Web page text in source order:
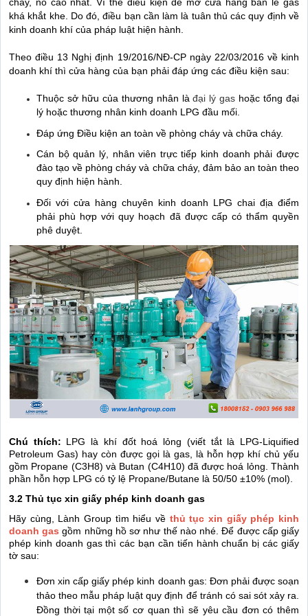
khá khắt khe. Do đó, điều bạn cần làm là tuân thủ các quy định về
kinh doanh khí của pháp luật hiện hành.
Theo điều 13 Nghị định 19/2016/NĐ-CP ngày 22/03/2016 về kinh
doanh khí thì cửa hàng của bạn phải đáp ứng các điều kiện sau:
Thuộc sở hữu của thương nhân làđại lý gas hoặc tổng đại
lý hoặc thương nhân kinh doanh LPG đầu mối.
Đáp ứng Điều kiện an toàn về phòng cháy và chữa cháy.
Cán bộ quản lý, nhân viên trực tiếp kinh doanh phải được
đào tạo về phòng cháy và chữa cháy, đảm bảo an toàn theo
quy định hiện hành.
Đối với cửa hàng chuyên kinh doanh LPG chai địa điểm
phải phù hợp với quy hoạch đã được cấp có thẩm quyền
phê duyệt.
Chú thích: LPG là khí đốt hoá lỏng (viết tắt là LPG-Liquified
Petroleum Gas) hay còn được gọi là gas, là hỗn hợp khí chủ yếu
gồm Propane (C3H8) và Butan (C4H10) đã được hoá lỏng. Thành
phần hỗn hợp LPG có tỷ lệ Propane/Butane là 50/50 ±10% (mol).
3.2 Thủ tục xin giấy phép kinh doanh gas
Hãy cùng, Lành Group tìm hiểu về thủ tục xin giấy phép kinh
doanh gas gồm những hồ sơ như thế nào nhé. Để được cấp giấy
phép kinh doanh gas thì các bạn cần tiến hành chuẩn bị các giấy
tờ sau:
Đơn xin cấp giấy phép kinh doanh gas: Đơn phải được soạn
thảo theo mẫu pháp luật quy định để tránh có sai sót xảy ra.
Đồng thời tại một số cơ quan thì sẽ yêu cầu đơn có thêm